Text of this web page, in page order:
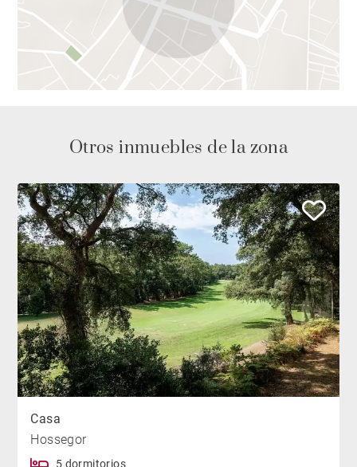
Otros inmuebles de la zona
Casa
Hossegor
5 dormitorios